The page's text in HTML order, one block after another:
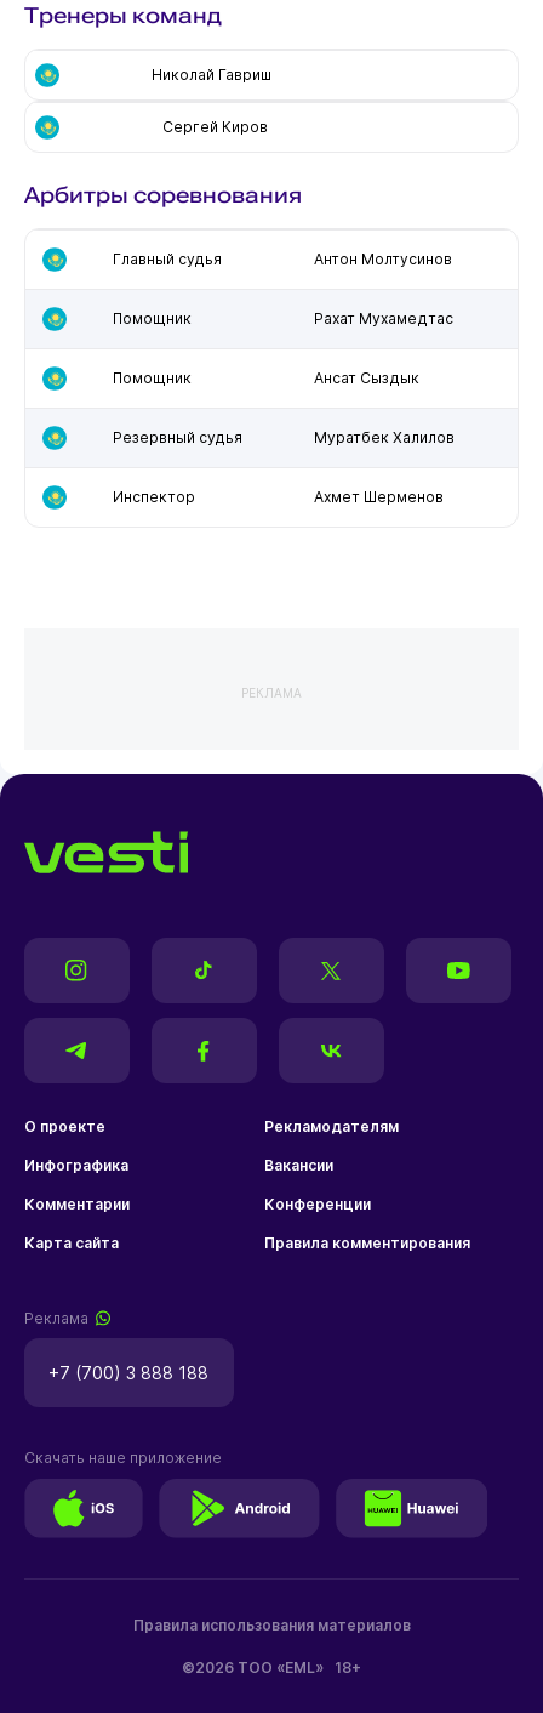
Тренеры команд
Николай Гавриш
Сергей Киров
Арбитры соревнования
Главный судья Антон Молтусинов
Помощник Рахат Мухамедтас
Помощник Ансат Сыздык
Резервный судья Муратбек Халилов
Инспектор Ахмет Шерменов
РЕКЛАМА
О проекте Рекламодателям
Инфографика Вакансии
Комментарии Конференции
Карта сайта Правила комментирования
Реклама
+7 (700) 3 888 188
©2026 ТОО «EML» 18+
Правила использования материалов
Скачать наше приложение